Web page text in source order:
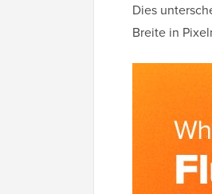
Dies
Breite in